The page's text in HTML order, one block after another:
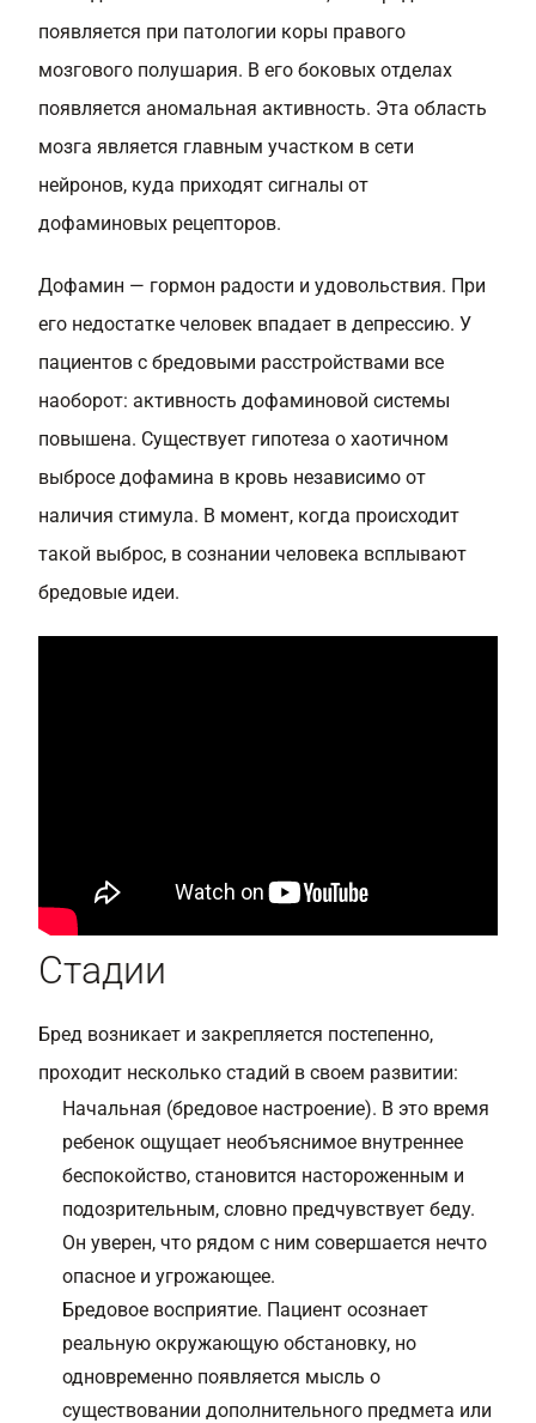
появляется при патологии коры правого
мозгового полушария. В его боковых отделах
появляется аномальная активность. Эта область
мозга является главным участком в сети
нейронов, куда приходят сигналы от
дофаминовых рецепторов.
Дофамин — гормон радости и удовольствия. При
его недостатке человек впадает в депрессию. У
пациентов с бредовыми расстройствами все
наоборот: активность дофаминовой системы
повышена. Существует гипотеза о хаотичном
выбросе дофамина в кровь независимо от
наличия стимула. В момент, когда происходит
такой выброс, в сознании человека всплывают
бредовые идеи.
Стадии
Бред возникает и закрепляется постепенно,
проходит несколько стадий в своем развитии:
Начальная (бредовое настроение). В это время
ребенок ощущает необъяснимое внутреннее
беспокойство, становится настороженным и
подозрительным, словно предчувствует беду.
Он уверен, что рядом с ним совершается нечто
опасное и угрожающее.
Бредовое восприятие. Пациент осознает
реальную окружающую обстановку, но
одновременно появляется мысль о
существовании дополнительного предмета или